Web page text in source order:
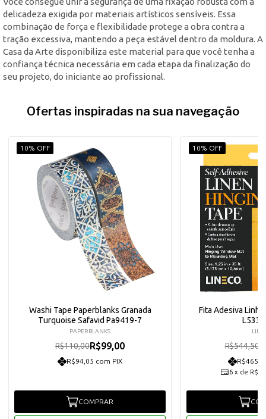
delicadeza exigida por materiais artísticos sensíveis. Essa
combinação de força e flexibilidade protege a obra contra a
tração excessiva, mantendo a peça estável dentro da moldura. A
Casa da Arte disponibiliza este material para que você tenha a
confiança técnica necessária em cada etapa da finalização do
seu projeto, do iniciante ao profissional.
Ofertas inspiradas na sua navegação
10% OFF
Washi Tape Paperblanks Granada
Turquoise Safavid Pa9419-7
PAPERBLANKS
R$110,00R$99,00
R$94,05 com PIX
COMPRAR
10% OFF
Fita Adesiva
L533-
R$544,50
6 x de